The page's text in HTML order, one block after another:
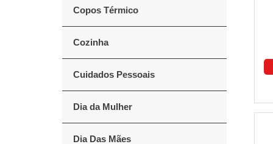
Copos Térmico
Cozinha
Cuidados Pessoais
Dia da Mulher
Dia Das Mães